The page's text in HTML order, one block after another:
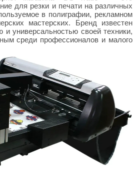
для резки и печати на различных
в полиграфии, рекламном
мастерских. Бренд известен
и универсальностью своей техники,
среди профессионалов и малого